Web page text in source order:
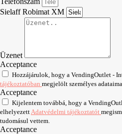
Sielaff Robimat XM
Üzenet
Acceptance
Hozzájárulok, hogy a VendingOutlet -
tájékoztatóban megjelölt személyes
Acceptance
Kijelentem továbbá, hogy a
elhelyezett Adatvédelmi tájékoztatót
tudomásul vettem.
Acceptance